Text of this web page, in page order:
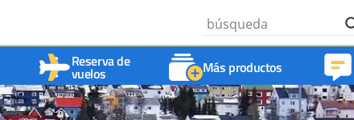
Reserva de
vuelos Más productos